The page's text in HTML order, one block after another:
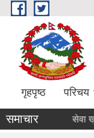
Skip to main content
गृहपृष्ठ परिचय
समाचार